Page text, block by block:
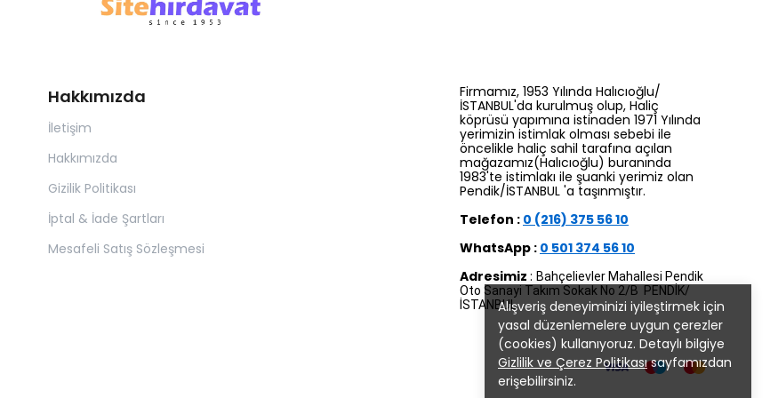
Alışveriş deneyiminizi iyileştirmek için
yasal düzenlemelere uygun çerezler
(cookies) kullanıyoruz. Detaylı bilgiye
Gizlilik ve Çerez Politikasısayfamızdan
erişebilirsiniz.
Hakkımızda
İletişim
Hakkımızda
Gizilik Politikası
İptal & İade Şartları
Mesafeli Satış Sözleşmesi
Firmamız, 1953 Yılında Halıcıoğlu/
İSTANBUL'da kurulmuş olup, Haliç
köprüsü yapımına istinaden 1971 Yılında
yerimizin istimlak olması sebebi ile
öncelikle haliç sahil tarafına açılan
mağazamız(Halıcıoğlu) buranında
1983'te istimlakı ile şuanki yerimiz olan
Pendik/İSTANBUL 'a taşınmıştır.
Telefon : 0 (216) 375 56 10
WhatsApp : 0 501 374 56 10
Adresimiz : Bahçelievler Mahallesi Pendik
Oto Sanayi Takım Sokak No 2/B PENDİK/
İSTANBUL